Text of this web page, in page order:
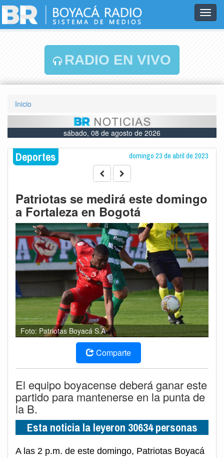
RADIO EN VIVO
Inicio
sábado, 08 de agosto de 2026
Deportes domingo 23 de abril de 2023
Patriotas se medirá este domingo
a Fortaleza en Bogotá
Foto: Patriotas Boyacá S.A
Comparte
El equipo boyacense deberá ganar este
partido para mantenerse en la punta de
la B.
Esta noticia la leyeron 30634 personas
A las 2 p.m. de este domingo, Patriotas Boyacá